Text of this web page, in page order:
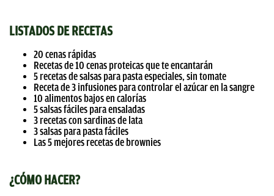
LISTADOS DE RECETAS
20 cenas rápidas
Recetas de 10 cenas proteicas que te encantarán
5 recetas de salsas para pasta especiales, sin tomate
Receta de 3 infusiones para controlar el azúcar en la sangre
10 alimentos bajos en calorías
5 salsas fáciles para ensaladas
3 recetas con sardinas de lata
3 salsas para pasta fáciles
Las 5 mejores recetas de brownies
¿CÓMO HACER?